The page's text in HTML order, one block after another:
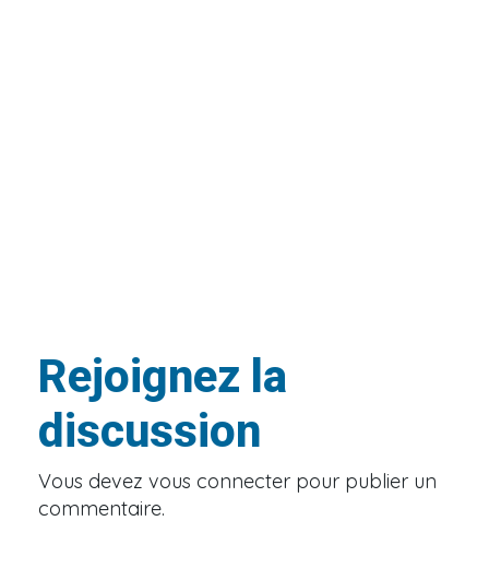
Rejoignez la
discussion
Vous devez vous connecter pour publier un
commentaire.